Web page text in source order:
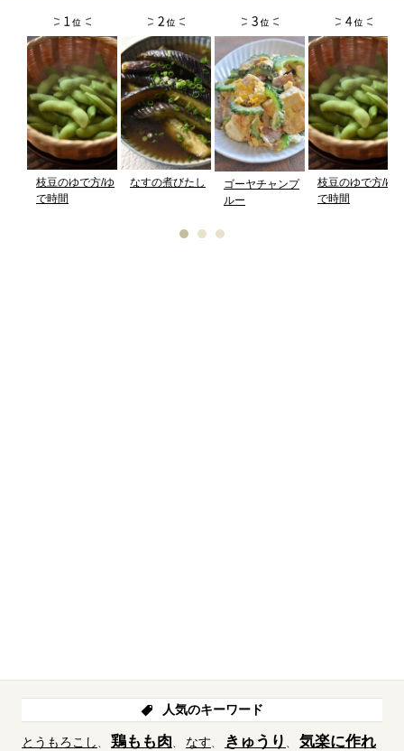
枝豆のゆで方/ゆ
で時間
なすの煮びたし
ゴーヤチャンプ
ルー
枝豆のゆで方/ゆ
で時間
人気のキーワード
とうもろこし 鶏もも肉 なす きゅうり
気楽に作れ